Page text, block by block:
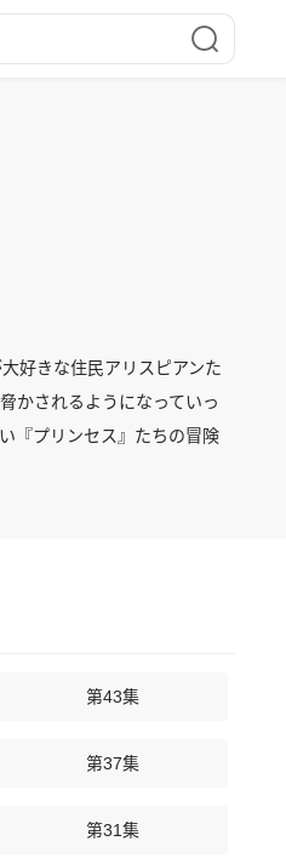
好きな住民アリスピアンた
かされるようになっていっ
『プリンセス』たちの冒険
第43集
第37集
第31集